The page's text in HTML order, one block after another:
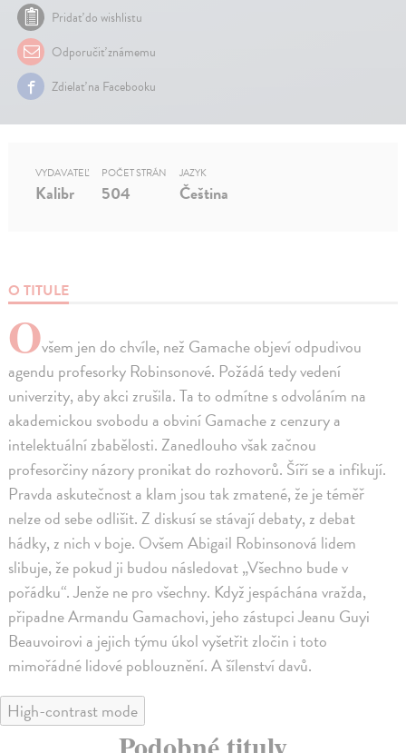
Pridať do wishlistu
Odporučiť známemu
Zdielať na Facebooku
O TITULE
Ovšem jen do chvíle, než Gamache objeví odpudivou
agendu profesorky Robinsonové. Požádá tedy vedení
univerzity, aby akci zrušila. Ta to odmítne s odvoláním na
akademickou svobodu a obviní Gamache z cenzury a
intelektuální zbabělosti. Zanedlouho však začnou
profesorčiny názory pronikat do rozhovorů. Šíří se a infikují.
Pravda askutečnost a klam jsou tak zmatené, že je téměř
nelze od sebe odlišit. Z diskusí se stávají debaty, z debat
hádky, z nich v boje. Ovšem Abigail Robinsonová lidem
slibuje, že pokud ji budou následovat „Všechno bude v
pořádku“. Jenže ne pro všechny. Když jespáchána vražda,
připadne Armandu Gamachovi, jeho zástupci Jeanu Guyi
Beauvoirovi a jejich týmu úkol vyšetřit zločin i toto
mimořádné lidové poblouznění. A šílenství davů.
VYDAVATEĽ
Kalibr
POČET STRÁN
504
JAZYK
Čeština
High-contrast mode